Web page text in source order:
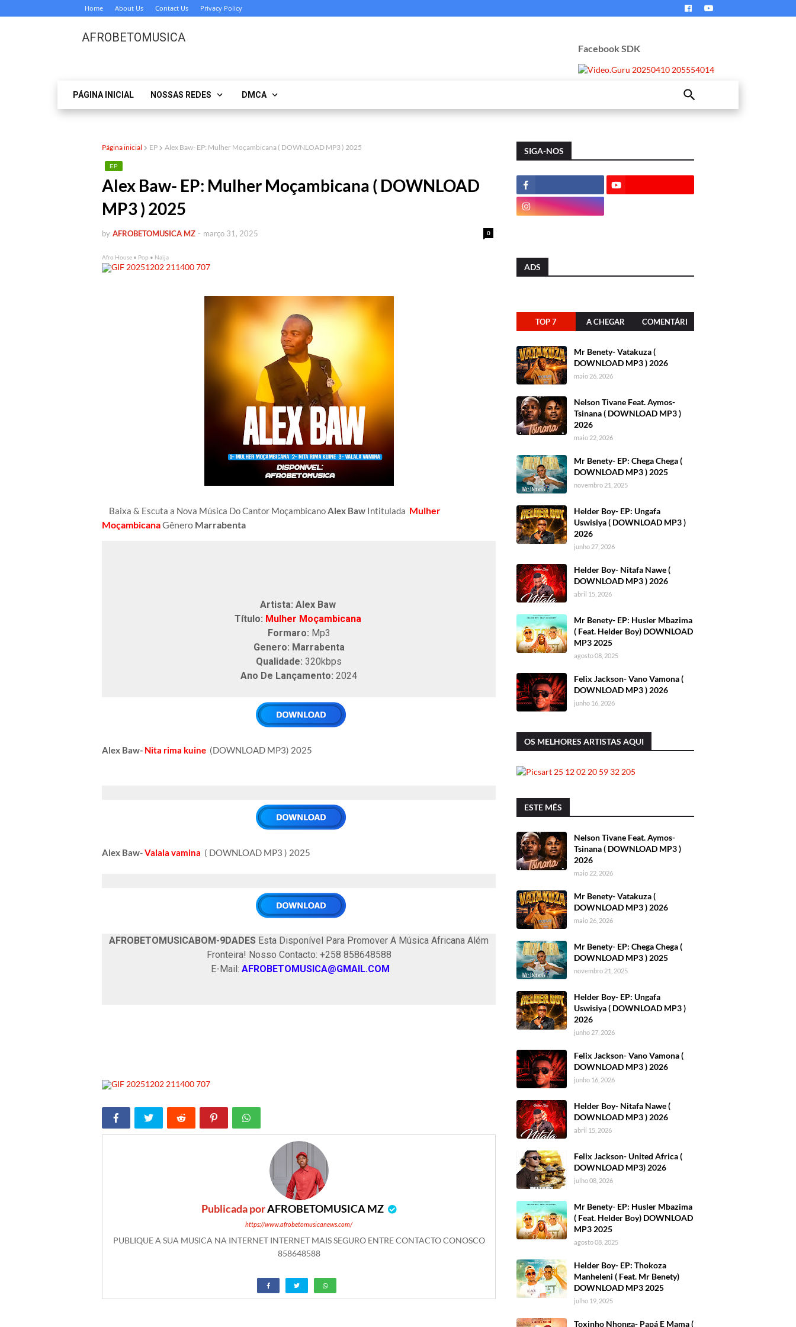
Home About Us Contact Us Privacy Policy
AFROBETOMUSICA
Facebook SDK
PÁGINA INICIAL NOSSAS REDES DMCA
Página inicial EP Alex Baw- EP: Mulher Moçambicana ( DOWNLOAD MP3 ) 2025
EP
Alex Baw- EP: Mulher Moçambicana ( DOWNLOAD
MP3 ) 2025
by AFROBETOMUSICA MZ 0
- março 31, 2025
Afro House • Pop • Naija
Baixa & Escuta a Nova Música Do Cantor MoçambicanoAlex Baw Intitulada Mulher
MoçambicanaGênero Marrabenta
Artista: Alex Baw
Título: Mulher Moçambicana
Formaro: Mp3
Genero: Marrabenta
Qualidade: 320kbps
Ano De Lançamento: 2024
Alex Baw- Nita rima kuine (DOWNLOAD MP3) 2025
Alex Baw-Valala vamina ( DOWNLOAD MP3 ) 2025
AFROBETOMUSICABOM-9DADES Esta Disponível Para Promover A Música Africana Além
Fronteira! Nosso Contacto: +258 858648588
E-Mail: AFROBETOMUSICA@GMAIL.COM
Publicada porAFROBETOMUSICA MZ
https://www.afrobetomusicanews.com/
PUBLIQUE A SUA MUSICA NA INTERNET INTERNET MAIS SEGURO ENTRE CONTACTO CONOSCO
858648588
SIGA-NOS
ADS
TOP 7 A CHEGAR COMENTÁRI
Mr Benety- Vatakuza (
DOWNLOAD MP3 ) 2026
maio 26, 2026
Nelson Tivane Feat. Aymos-
Tsinana ( DOWNLOAD MP3 )
2026
maio 22, 2026
Mr Benety- EP: Chega Chega (
DOWNLOAD MP3 ) 2025
novembro 21, 2025
Helder Boy- EP: Ungafa
Uswisiya ( DOWNLOAD MP3 )
2026
junho 27, 2026
Helder Boy- Nitafa Nawe (
DOWNLOAD MP3 ) 2026
abril 15, 2026
Mr Benety- EP: Husler Mbazima
( Feat. Helder Boy) DOWNLOAD
MP3 2025
agosto 08, 2025
Felix Jackson- Vano Vamona (
DOWNLOAD MP3 ) 2026
junho 16, 2026
OS MELHORES ARTISTAS AQUI
ESTE MÊS
Nelson Tivane Feat. Aymos-
Tsinana ( DOWNLOAD MP3 )
2026
maio 22, 2026
Mr Benety- Vatakuza (
DOWNLOAD MP3 ) 2026
maio 26, 2026
Mr Benety- EP: Chega Chega (
DOWNLOAD MP3 ) 2025
novembro 21, 2025
Helder Boy- EP: Ungafa
Uswisiya ( DOWNLOAD MP3 )
2026
junho 27, 2026
Felix Jackson- Vano Vamona (
DOWNLOAD MP3 ) 2026
junho 16, 2026
Helder Boy- Nitafa Nawe (
DOWNLOAD MP3 ) 2026
abril 15, 2026
Felix Jackson- United Africa (
DOWNLOAD MP3) 2026
julho 08, 2026
Mr Benety- EP: Husler Mbazima
( Feat. Helder Boy) DOWNLOAD
MP3 2025
agosto 08, 2025
Helder Boy- EP: Thokoza
Manheleni ( Feat. Mr Benety)
DOWNLOAD MP3 2025
julho 19, 2025
Toxinho Nhonga- Papá E Mama (